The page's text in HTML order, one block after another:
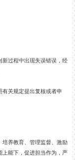
过程中出现失误错误，经
关规定提出复核或者申
养教育、管理监督、激励
能下，促进担当作为，严